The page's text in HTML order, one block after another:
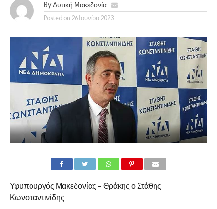
By Δυτική Μακεδονία
Posted on 26 Ιουνίου 2023
Υφυπουργός Μακεδονίας – Θράκης ο Στάθης
Κωνσταντινίδης